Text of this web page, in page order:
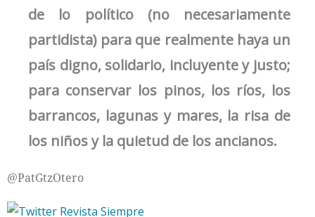
de lo político (no necesariamente
partidista) para que realmente haya un
país digno, solidario, incluyente y justo;
para conservar los pinos, los ríos, los
barrancos, lagunas y mares, la risa de
los niños y la quietud de los ancianos.
@PatGtzOtero